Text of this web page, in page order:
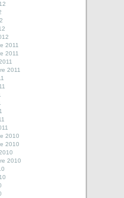
2011
2011
2011
2010
2010
2010